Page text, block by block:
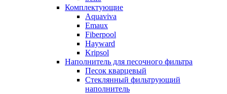
Комплектующие
Aquaviva
Emaux
Fiberpool
Hayward
Kripsol
Наполнитель для песочного фильтра
Песок кварцевый
Стеклянный фильтрующий
наполнитель